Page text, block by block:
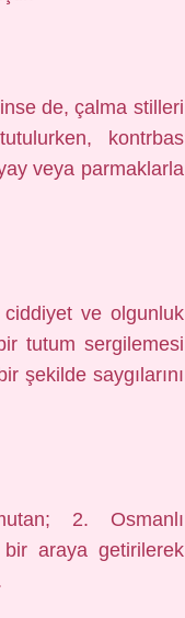
de, çalma stilleri
kontrbas
veya parmaklarla
ciddiyet ve olgunluk
tutum sergilemesi
şekilde saygılarını
2. Osmanlı
bir araya getirilerek